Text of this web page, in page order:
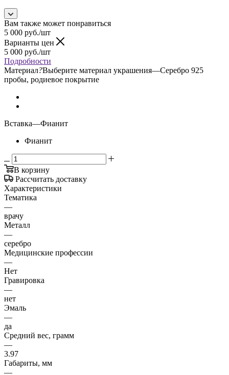
Вам также может понравиться
5 000 руб./шт
Варианты цен
5 000 руб./шт
Подробности
Материал?Выберите материал украшения—Серебро 925
пробы, родиевое покрытие
Вставка—Фианит
Фианит
В корзину
Рассчитать доставку
Характеристики
Тематика
—
врачу
Металл
—
серебро
Медицинские профессии
—
Нет
Гравировка
—
нет
Эмаль
—
да
Средний вес, грамм
—
3.97
Габариты, мм
—